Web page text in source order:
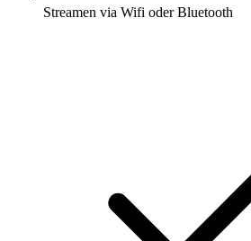
Streamen via Wifi oder Bluetooth